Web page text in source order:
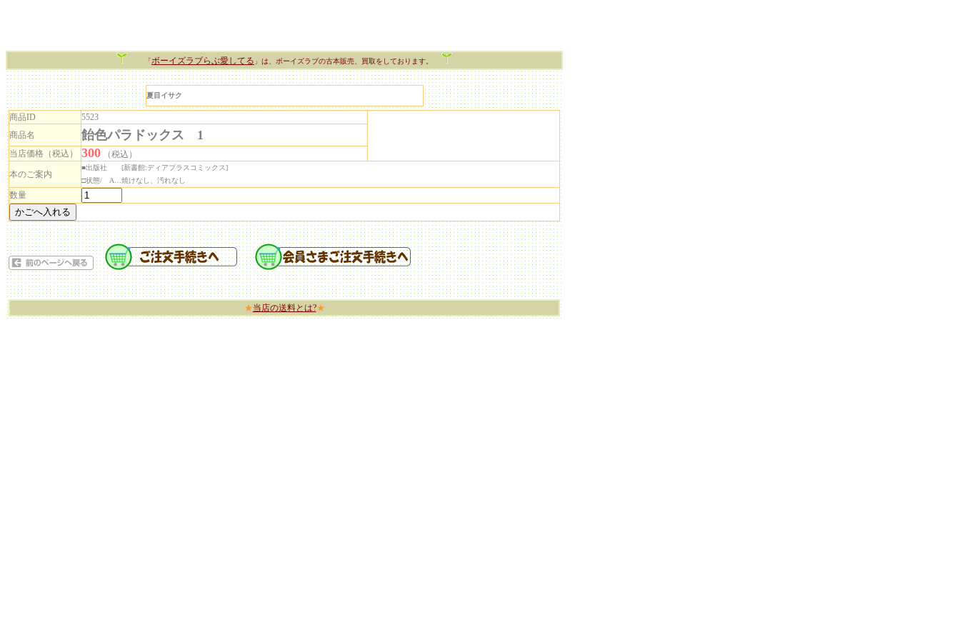
「ボーイズラブらぶ愛してる 」は、ボーイズラブの古本販売、買取をしております。
夏目イサク
商品ID
5523
商品名
飴色パラドックス 1
当店価格（税込） 300
（税込）
本のご案内
■出版社 [新書館:ディアプラスコミックス]
□状態/ A…焼けなし、汚れなし
数量
★当店の送料とは?★